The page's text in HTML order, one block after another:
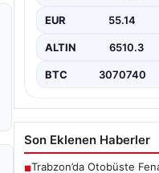
EUR 55.14
ALTIN 6510.3
BTC 3070740
Son Eklenen Haberler
■Trabzon’da Otobüste